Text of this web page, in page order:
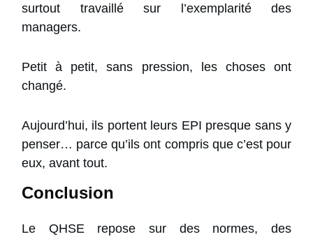
surtout travaillé sur l’exemplarité des
managers.
Petit à petit, sans pression, les choses ont
changé.
Aujourd’hui, ils portent leurs EPI presque sans y
penser… parce qu’ils ont compris que c’est pour
eux, avant tout.
Conclusion
Le QHSE repose sur des normes, des